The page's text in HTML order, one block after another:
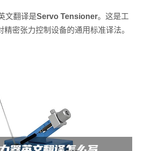
文翻译是Servo Tensioner。这是工
精密张力控制设备的通用标准译法。